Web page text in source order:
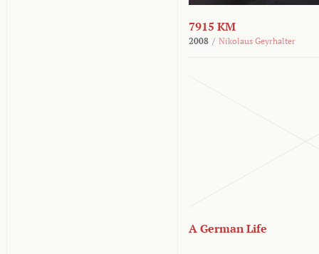
7915 KM
2008 / Nikolaus Geyrhalter
A German Life